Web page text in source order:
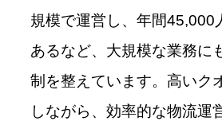
規模で運営し、年間45,000
あるなど、大規模な業務に
制を整えています。高いク
しながら、効率的な物流運